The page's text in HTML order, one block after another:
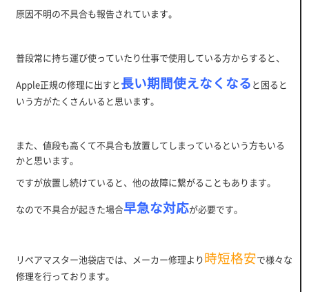
原因不明の不具合も報告されています。
普段常に持ち運び使っていたり仕事で使用している方からすると、
Apple正規の修理に出すと長い期間使えなくなる と困ると
いう方がたくさんいると思います。
また、値段も高くて不具合も放置してしまっているという方もいる
かと思います。
ですが放置し続けていると、他の故障に繋がることもあります。
なので不具合が起きた場合早急な対応が必要です。
リペアマスター池袋店では、メーカー修理より時短格安で様々な
修理を行っております。